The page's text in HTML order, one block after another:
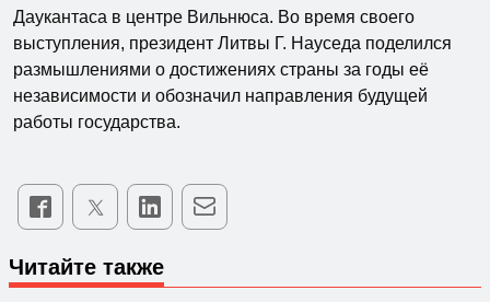
Даукантаса в центре Вильнюса. Во время своего
выступления, президент Литвы Г. Науседа поделился
размышлениями о достижениях страны за годы её
независимости и обозначил направления будущей
работы государства.
Читайте также